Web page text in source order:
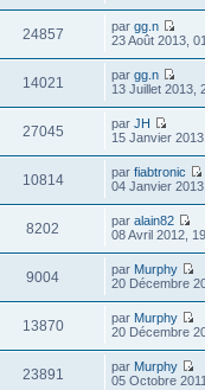
24857 pargg.n
23 Août 2013,
14021 pargg.n
13 Juillet 2013,
27045 parJH
15 Janvier
10814 parfiabtronic
04 Janvier
8202 paralain82
08 Avril 2012,
9004 par Murphy
20 Décembre
13870 par Murphy
20 Décembre
23891 par Murphy
05 Octobre